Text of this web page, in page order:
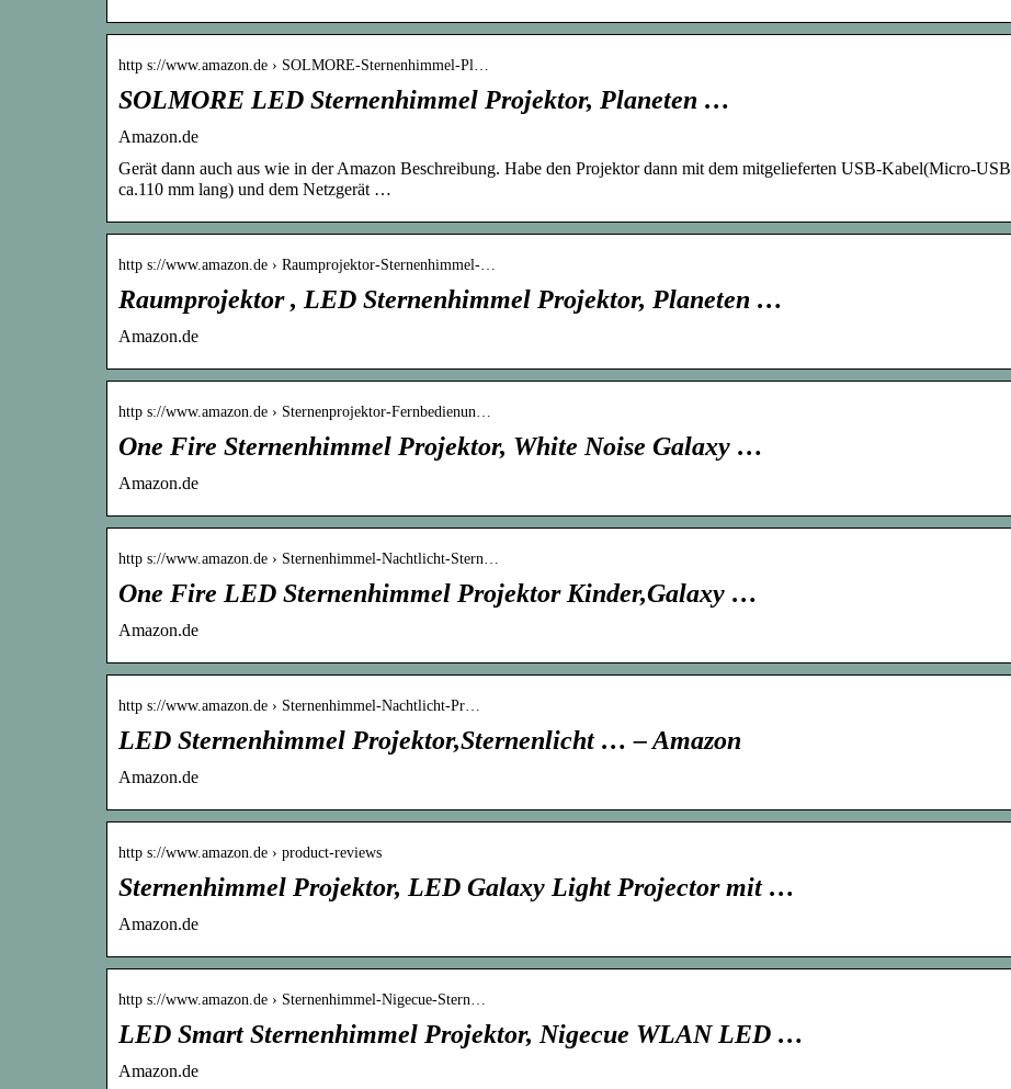
http s://www.amazon.de › SOLMORE-Sternenhimmel-Pl…
SOLMORE LED Sternenhimmel Projektor, Planeten …
Amazon.de
Gerät dann auch aus wie in der Amazon Beschreibung. Habe den Projektor dann mit dem mitgelieferten USB-Kabel(Micro-USB
ca.110 mm lang) und dem Netzgerät …
http s://www.amazon.de › Raumprojektor-Sternenhimmel-…
Raumprojektor , LED Sternenhimmel Projektor, Planeten …
Amazon.de
http s://www.amazon.de › Sternenprojektor-Fernbedienun…
One Fire Sternenhimmel Projektor, White Noise Galaxy …
Amazon.de
http s://www.amazon.de › Sternenhimmel-Nachtlicht-Stern…
One Fire LED Sternenhimmel Projektor Kinder,Galaxy …
Amazon.de
http s://www.amazon.de › Sternenhimmel-Nachtlicht-Pr…
LED Sternenhimmel Projektor,Sternenlicht … – Amazon
Amazon.de
http s://www.amazon.de › product-reviews
Sternenhimmel Projektor, LED Galaxy Light Projector mit …
Amazon.de
http s://www.amazon.de › Sternenhimmel-Nigecue-Stern…
LED Smart Sternenhimmel Projektor, Nigecue WLAN LED …
Amazon.de